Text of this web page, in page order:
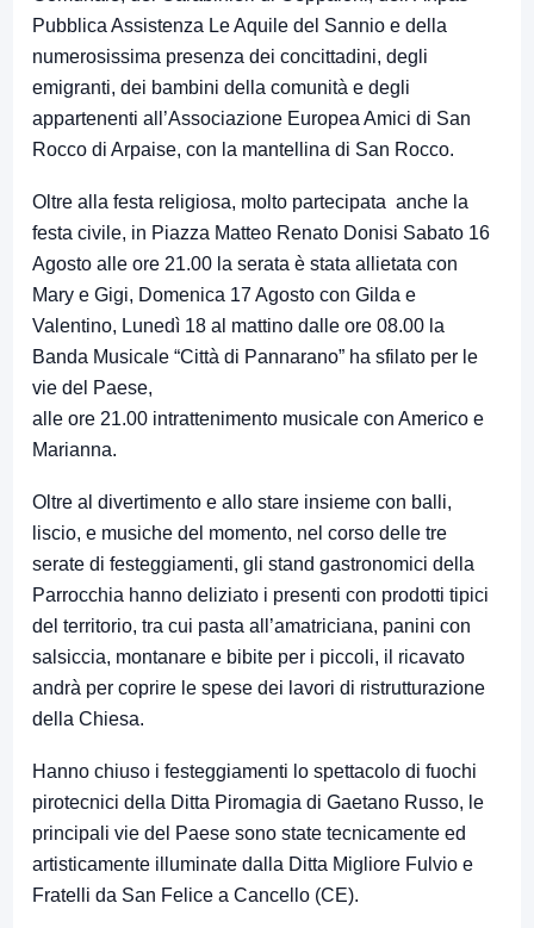
Pubblica Assistenza Le Aquile del Sannio e della
numerosissima presenza dei concittadini, degli
emigranti, dei bambini della comunità e degli
appartenenti all’Associazione Europea Amici di San
Rocco di Arpaise, con la mantellina di San Rocco.
Oltre alla festa religiosa, molto partecipata anche la
festa civile, in Piazza Matteo Renato Donisi Sabato 16
Agosto alle ore 21.00 la serata è stata allietata con
Mary e Gigi, Domenica 17 Agosto con Gilda e
Valentino, Lunedì 18 al mattino dalle ore 08.00 la
Banda Musicale “Città di Pannarano” ha sfilato per le
vie del Paese,
alle ore 21.00 intrattenimento musicale con Americo e
Marianna.
Oltre al divertimento e allo stare insieme con balli,
liscio, e musiche del momento, nel corso delle tre
serate di festeggiamenti, gli stand gastronomici della
Parrocchia hanno deliziato i presenti con prodotti tipici
del territorio, tra cui pasta all’amatriciana, panini con
salsiccia, montanare e bibite per i piccoli, il ricavato
andrà per coprire le spese dei lavori di ristrutturazione
della Chiesa.
Hanno chiuso i festeggiamenti lo spettacolo di fuochi
pirotecnici della Ditta Piromagia di Gaetano Russo, le
principali vie del Paese sono state tecnicamente ed
artisticamente illuminate dalla Ditta Migliore Fulvio e
Fratelli da San Felice a Cancello (CE).